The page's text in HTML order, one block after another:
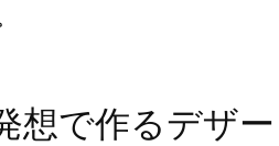
想で作るデザー